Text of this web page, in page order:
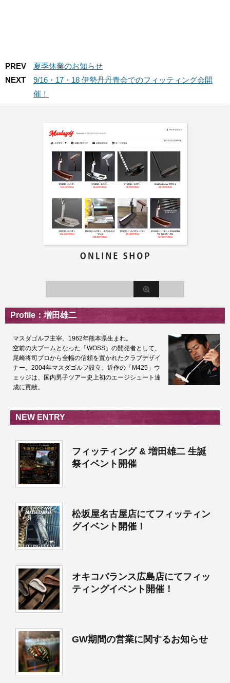
PREV
夏季休業のお知らせ
NEXT
9/16・17・18 伊勢丹丹青会でのフィッティング会開
催！
Profile：増田雄二
マスダゴルフ主宰。1962年熊本県生まれ。
空前の大ブームとなった「WOSS」の開発者として、
尾崎将司プロから全幅の信頼を置かれたクラブデザイ
ナー。2004年マスダゴルフ設立。近作の「M425」ウ
ェッジは、国内男子ツアー史上初のエージシュート達
成に貢献。
NEW ENTRY
フィッティング & 増田雄二 生誕
祭イベント開催
松坂屋名古屋店にてフィッティン
グイベント開催！
オキコバランス広島店にてフィッ
ティングイベント開催！
GW期間の営業に関するお知らせ